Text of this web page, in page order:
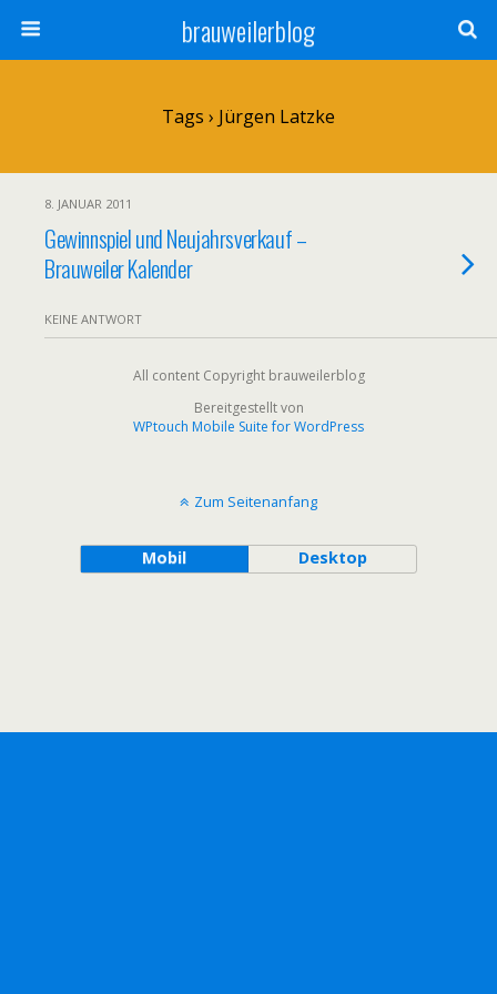
brauweilerblog
Tags › Jürgen Latzke
8. JANUAR 2011
Gewinnspiel und Neujahrsverkauf –
Brauweiler Kalender
KEINE ANTWORT
All content Copyright brauweilerblog
Bereitgestellt von
WPtouch Mobile Suite for WordPress
Zum Seitenanfang
Mobil Desktop